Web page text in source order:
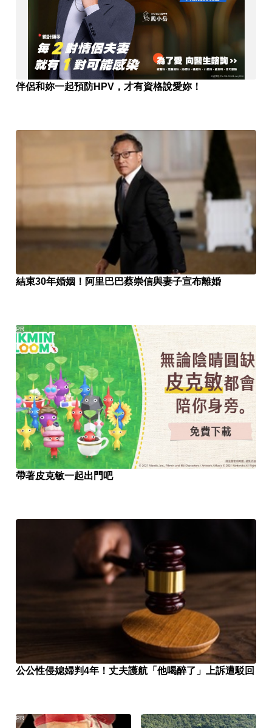
伴侶和妳一起預防HPV，才有資格說愛妳！
結束30年婚姻！阿里巴巴蔡崇信與妻子宣布離婚
帶著皮克敏一起出門吧
PR
公公性侵媳婦判4年！丈夫護航「他喝醉了」上訴遭駁回
PR